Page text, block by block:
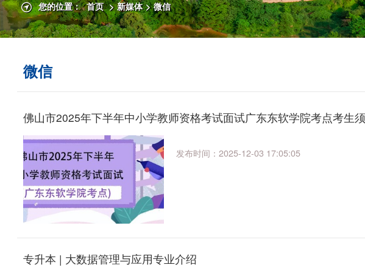
您的位置： 首页 > 新媒体 > 微信
微信
佛山市2025年下半年中小学教师资格考试面试广东东软学院考点考生
发布时间：2025-12-03 17:05:05
专升本 | 大数据管理与应用专业介绍